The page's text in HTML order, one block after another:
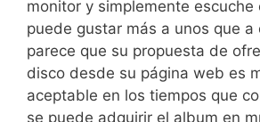
monitor y simplemente escuche
puede gustar más a unos que a
parece que su propuesta de
disco desde su página web es
aceptable en los tiempos que
se puede adquirir el album en